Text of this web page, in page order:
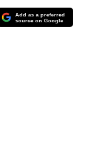
Add as a preferred
source on Google